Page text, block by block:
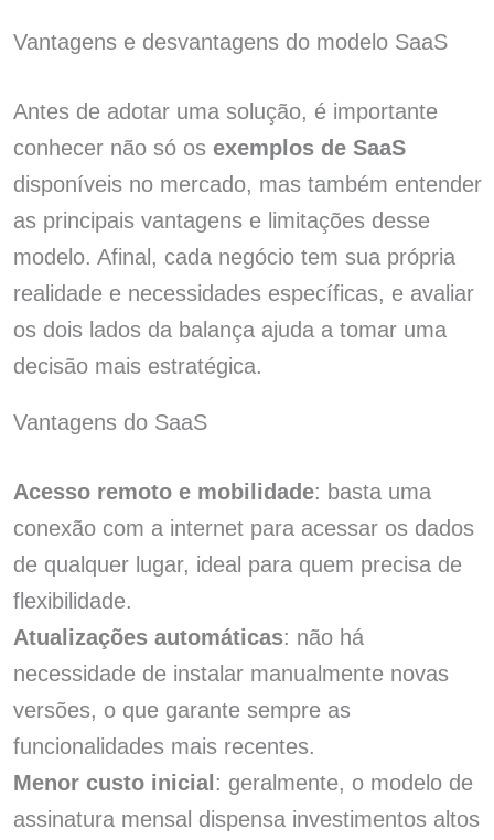
Vantagens e desvantagens do modelo SaaS
Antes de adotar uma solução, é importante
conhecer não só os exemplos de SaaS
disponíveis no mercado, mas também entender
as principais vantagens e limitações desse
modelo. Afinal, cada negócio tem sua própria
realidade e necessidades específicas, e avaliar
os dois lados da balança ajuda a tomar uma
decisão mais estratégica.
Vantagens do SaaS
Acesso remoto e mobilidade: basta uma
conexão com a internet para acessar os dados
de qualquer lugar, ideal para quem precisa de
flexibilidade.
Atualizações automáticas: não há
necessidade de instalar manualmente novas
versões, o que garante sempre as
funcionalidades mais recentes.
Menor custo inicial : geralmente, o modelo de
assinatura mensal dispensa investimentos altos